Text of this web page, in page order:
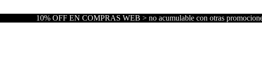
10% OFF EN COMPRAS WEB > no acumulable con otras